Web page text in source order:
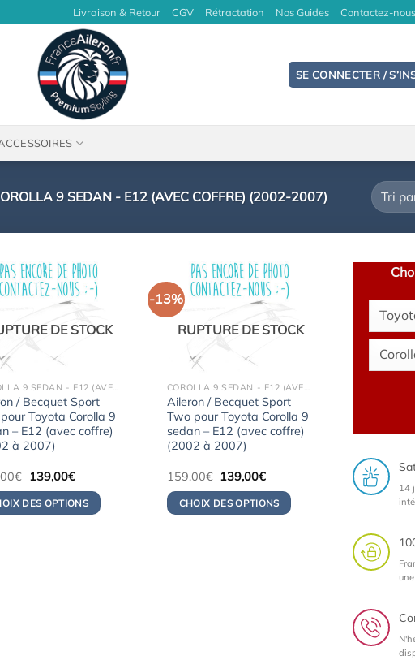
Livraison & Retour CGV Rétractation Nos Guides Contactez-nous
SE CONNECTER /
9 SEDAN - E12 (AVEC COFFRE) (2002-2007)
DE STOCK
/ Becquet Sport
Toyota Corolla 9
– E12 (avec coffre)
à 2007)
€ Le
initial
était :
139,00€Le
actuel
est :
DES OPTIONS
-13%
RUPTURE DE STOCK
Aileron / Becquet Sport
Two pour Toyota Corolla 9
sedan – E12 (avec coffre)
(2002 à 2007)
159,00€ Le
initial
était :
139,00€Le
actuel
est :
CHOIX DES OPTIONS
14